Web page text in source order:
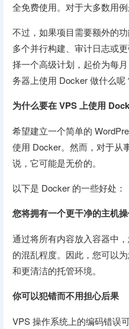
全免费使用。对于大多数用
不过，如果项目需要额外的
多个并行构建、审计日志或
择一个高级计划，起价为每
务器上使用 Docker 做什么呢
为什么要在 VPS 上使用
希望建立一个简单的
使用 Docker。然而，对于从
说，它可能是无价的。
以下是 Docker 的一些好处：
您将拥有一个更干净的主机
通过将所有内容放入容器中
的混乱程度。因此，您可以
和更清洁的托管环境。
你可以犯错而不用担心后果
VPS 操作系统上的编码错误